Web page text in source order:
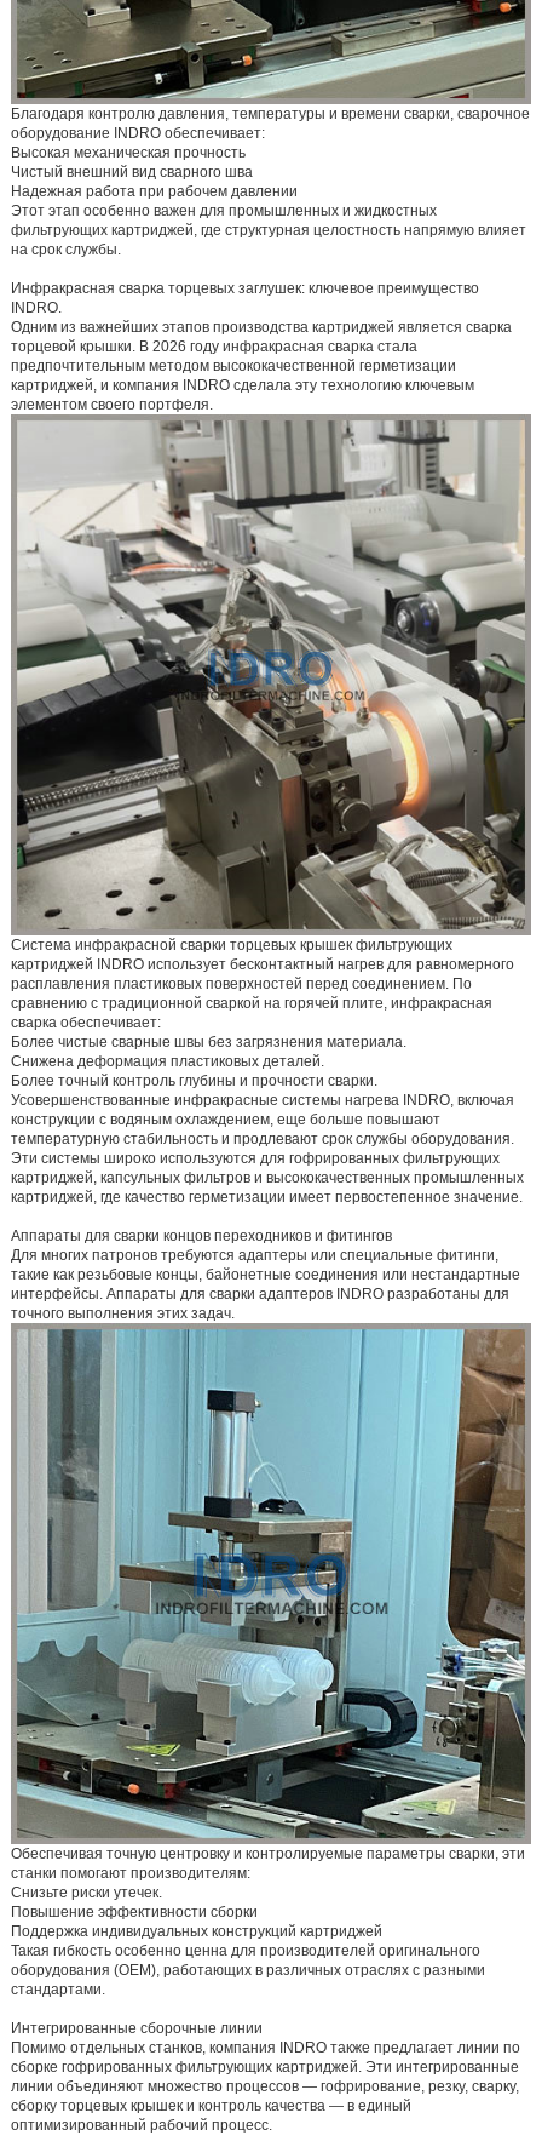
Благодаря контролю давления, температуры и времени сварки, сварочное
оборудование INDRO обеспечивает:
Высокая механическая прочность
Чистый внешний вид сварного шва
Надежная работа при рабочем давлении
Этот этап особенно важен для промышленных и жидкостных
фильтрующих картриджей, где структурная целостность напрямую влияет
на срок службы.
Инфракрасная сварка торцевых заглушек: ключевое преимущество
INDRO.
Одним из важнейших этапов производства картриджей является сварка
торцевой крышки. В 2026 году инфракрасная сварка стала
предпочтительным методом высококачественной герметизации
картриджей, и компания INDRO сделала эту технологию ключевым
элементом своего портфеля.
Система инфракрасной сварки торцевых крышек фильтрующих
картриджей INDRO использует бесконтактный нагрев для равномерного
расплавления пластиковых поверхностей перед соединением. По
сравнению с традиционной сваркой на горячей плите, инфракрасная
сварка обеспечивает:
Более чистые сварные швы без загрязнения материала.
Снижена деформация пластиковых деталей.
Более точный контроль глубины и прочности сварки.
Усовершенствованные инфракрасные системы нагрева INDRO, включая
конструкции с водяным охлаждением, еще больше повышают
температурную стабильность и продлевают срок службы оборудования.
Эти системы широко используются для гофрированных фильтрующих
картриджей, капсульных фильтров и высококачественных промышленных
картриджей, где качество герметизации имеет первостепенное значение.
Аппараты для сварки концов переходников и фитингов
Для многих патронов требуются адаптеры или специальные фитинги,
такие как резьбовые концы, байонетные соединения или нестандартные
интерфейсы. Аппараты для сварки адаптеров INDRO разработаны для
точного выполнения этих задач.
Обеспечивая точную центровку и контролируемые параметры сварки, эти
станки помогают производителям:
Снизьте риски утечек.
Повышение эффективности сборки
Поддержка индивидуальных конструкций картриджей
Такая гибкость особенно ценна для производителей оригинального
оборудования (OEM), работающих в различных отраслях с разными
стандартами.
Интегрированные сборочные линии
Помимо отдельных станков, компания INDRO также предлагает линии по
сборке гофрированных фильтрующих картриджей. Эти интегрированные
линии объединяют множество процессов — гофрирование, резку, сварку,
сборку торцевых крышек и контроль качества — в единый
оптимизированный рабочий процесс.